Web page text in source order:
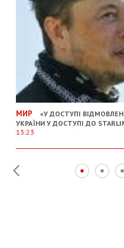
МИР
«У ДОСТУПІ
УКРАЇНИ У ДОСТУПІ ДО
13:23